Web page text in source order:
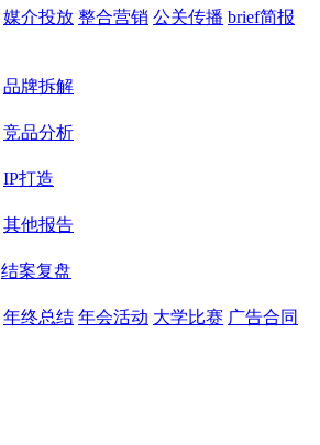
媒介投放 整合营销 公关传播 brief简报
品牌拆解
竞品分析
IP打造
其他报告
结案复盘
年终总结 年会活动 大学比赛 广告合同